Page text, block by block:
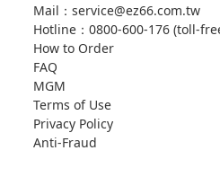
Mail：service@ez66.com.tw
Hotline： 0800-600-176 (toll-
How to Order
FAQ
MGM
Terms of Use
Privacy Policy
Anti-Fraud